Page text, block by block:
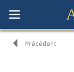
Précédent